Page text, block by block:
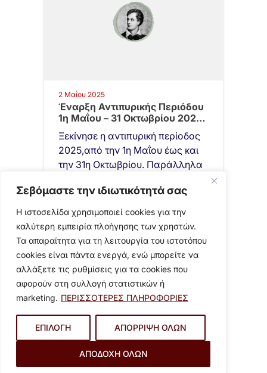
Σεβόμαστε την ιδιωτικότητά σας
Η ιστοσελίδα χρησιμοποιεί cookies για την
καλύτερη εμπειρία πλοήγησης των χρηστών.
Τα απαραίτητα για τη λειτουργία του ιστοτόπου
cookies είναι πάντα ενεργά, ενώ μπορείτε να
αλλάξετε τις ρυθμίσεις για τα cookies που
αφορούν στη συλλογή στατιστικών ή
marketing. ΠΕΡΙΣΣΟΤΕΡΕΣ ΠΛΗΡΟΦΟΡΙΕΣ
ΕΠΙΛΟΓΗ ΑΠΟΡΡΙΨΗ ΟΛΩΝ
ΑΠΟΔΟΧΗ ΟΛΩΝ
2 Μαΐου 2025
Έναρξη Αντιπυρικής Περιόδου
1η Μαΐου – 31 Οκτωβρίου 2025 /
…
Ξεκίνησε η αντιπυρική περίοδος
2025,από την 1η Μαΐου έως και
την 31η Οκτωβρίου. Παράλληλα
ημερήσιου…
Πρόγραμμα Κ.Α.Π.Η. Απρίλιος
2025